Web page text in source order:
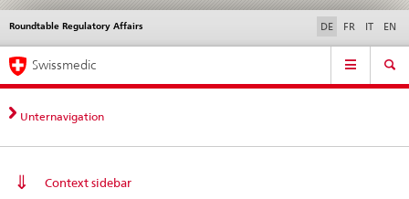
Direktnavigation
News,
Rechtsgrundlagen,
Kontakt
News & Updates Kontakt | Support & Hilfe
Roundtable Regulatory Affairs
Sprachwahl DE FR IT EN
Service
Hauptnavigation
Swissmedic
Unternavigation
Context sidebar